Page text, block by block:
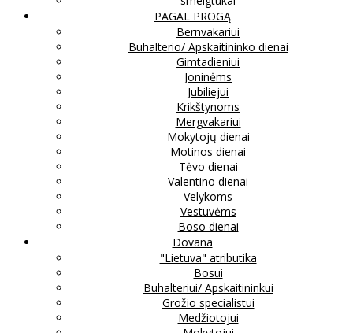
PAGAL PROGĄ
Bernvakariui
Buhalterio/ Apskaitininko dienai
Gimtadieniui
Joninėms
Jubiliejui
Krikštynoms
Mergvakariui
Mokytojų dienai
Motinos dienai
Tėvo dienai
Valentino dienai
Velykoms
Vestuvėms
Boso dienai
Dovana
"Lietuva" atributika
Bosui
Buhalteriui/ Apskaitininkui
Grožio specialistui
Medžiotojui